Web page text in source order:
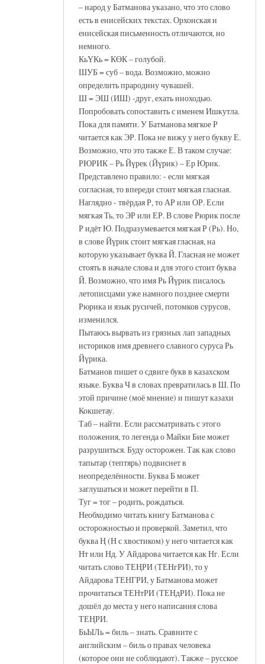
– народ у Батманова указано, что это слово
есть в енисейских текстах. Орхонская и
енисейская письменность отличаются, но
немного.
КьҮКь = КӨК – голубой.
ШУБ = суб – вода. Возможно, можно
определить прародину чувашей.
Ш = ЭШ (ИШ) -друг, ехать иноходью.
Попробовать сопоставить с именем Ишкутла.
Пока для памяти. У Батманова мягкое Р
читается как ЭР. Пока не вижу у него букву Е.
Возможно, что это также Е. В таком случае:
РЮРИК – Рь Йүрек (Йүрик) – Ер Юрик.
Представлено правило: - если мягкая
согласная, то впереди стоит мягкая гласная.
Наглядно - твёрдая Р, то АР или ОР. Если
мягкая Ть, то ЭР или ЕР. В слове Рюрик после
Р идёт Ю. Подразумевается мягкая Р (Рь). Но,
в слове Йүрик стоит мягкая гласная, на
которую указывает буква Й. Гласная не может
стоять в начале слова и для этого стоит буква
Й. Возможно, что имя Рь Йүрик писалось
летописцами уже намного позднее смерти
Рюрика и язык русичей, потомков сурусов,
изменился.
Пытаюсь вырвать из грязных лап западных
историков имя древнего славного суруса Рь
Йүрика.
Батманов пишет о сдвиге букв в казахском
языке. Буква Ч в словах превратилась в Ш. По
этой причине (моё мнение) и пишут казахи
Кокшетау.
Таб – найти. Если рассматривать с этого
положения, то легенда о Майки Бие может
разрушиться. Буду осторожен. Так как слово
тапытар (тептярь) подвиснет в
неопределённости. Буква Б может
заглушаться и может перейти в П.
Туг = тог – родить, рождаться.
Необходимо читать книгу Батманова с
осторожностью и проверкой. Заметил, что
буква Ң (Н с хвостиком) у него читается как
Нт или Нд. У Айдарова читается как Нг. Если
читать слово ТЕҢРИ (ТЕНгРИ), то у
Айдарова ТЕНГРИ, у Батманова может
прочитаться ТЕНтРИ (ТЕНдРИ). Пока не
дошёл до места у него написания слова
ТЕҢРИ.
БьЫЛь = биль – знать. Сравните с
английским – биль о правах человека
(которое они не соблюдают). Также – русское